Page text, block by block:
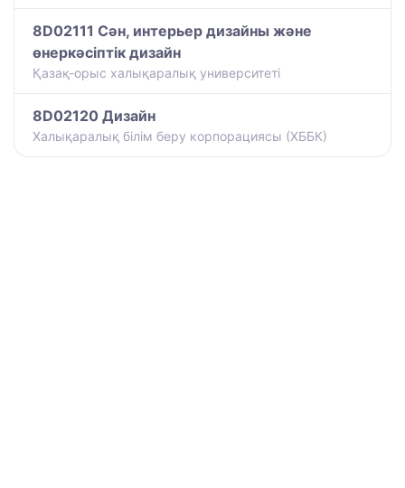
8D02111 Сән, интерьер дизайны және
өнеркәсіптік дизайн
Қазақ-орыс халықаралық университеті
8D02120 Дизайн
Халықаралық білім беру корпорациясы (ХББК)